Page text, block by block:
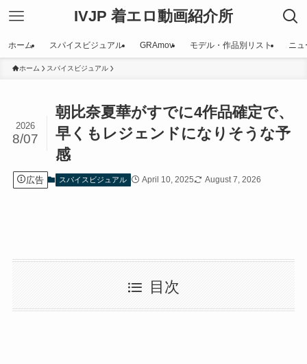
IVJP 着エロ動画紹介所
ホーム スパイスビジュアル GRAmov モデル・作品別リスト ニュ
ホーム スパイスビジュアル
朝比奈夏華がすでに4作品確定で、
早くもレジェンドになりそうな予
感
2026
8/07
広告 スパイスビジュアル April 10, 2025 August 7, 2026
目次